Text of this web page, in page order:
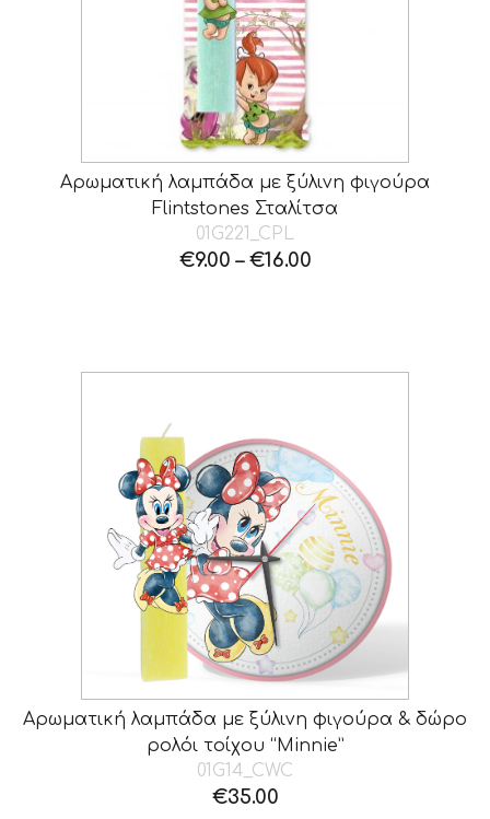
Αρωματική λαμπάδα με ξύλινη φιγούρα
Flintstones Σταλίτσα
01G221_CPL
€9.00 – €16.00
Αρωματική λαμπάδα με ξύλινη φιγούρα & δώρο
ρολόι τοίχου “Minnie”
01G14_CWC
€35.00